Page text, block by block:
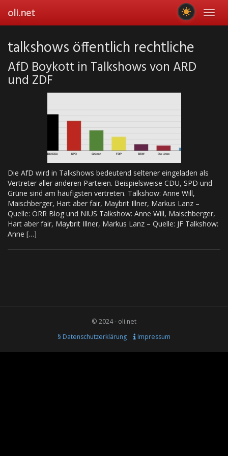
main
oli.net
talkshows öffentlich rechtliche
AfD Boykott in Talkshows von ARD
und ZDF
Die AfD wird in Talkshows bedeutend seltener eingeladen als
Vertreter aller anderen Parteien. Beispielsweise CDU, SPD und
Grüne sind am häufigsten vertreten. Talkshow: Anne Will,
Maischberger, Hart aber fair, Maybrit Illner, Markus Lanz –
Quelle: ÖRR Blog und NIUS Talkshow: Anne Will, Maischberger,
Hart aber fair, Maybrit Illner, Markus Lanz – Quelle: JF Talkshow:
Anne […]
© 2024 - oli.net
§ Datenschutzerklärung
Impressum